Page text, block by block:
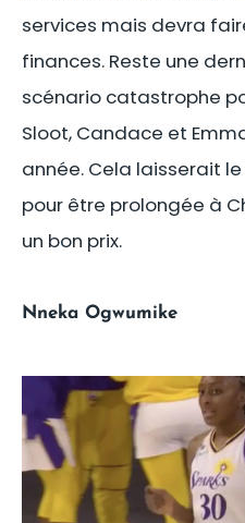
services mais devra
finances. Reste une
scénario catastrophe
Sloot, Candace et
année. Cela laisserait
pour être prolongée à
un bon prix.
Nneka Ogwumike